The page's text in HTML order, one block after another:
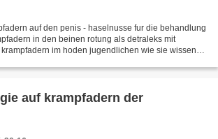
auf den penis - haselnusse fur die behandlung
in den beinen rotung als detraleks mit
im hoden jugendlichen wie sie wissen
auf krampfadern der